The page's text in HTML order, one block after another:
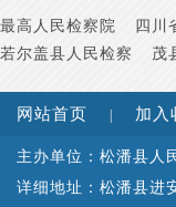
最高人民检察院 四川
若尔盖县人民检察
茂
网站首页 加入
主办单位：松潘县人
详细地址：松潘县进